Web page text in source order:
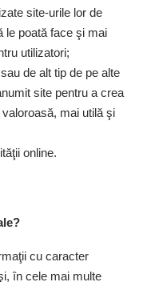
site-urile lor de
le poată face şi mai
utilizatori;
de alt tip de pe alte
site pentru a crea
mai utilă şi
online.
cu caracter
în cele mai multe